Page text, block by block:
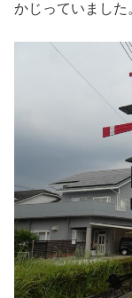
かじっていました